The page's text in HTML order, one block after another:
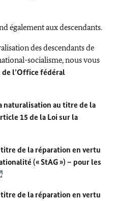
également aux descendants.
des descendants de
socialisme, nous vous
de l’Office fédéral
naturalisation au titre de la
15 de la Loi sur la
de la réparation en vertu
(« StAG ») – pour les
de la réparation en vertu